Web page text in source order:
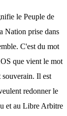
le Peuple de
Nation prise dans
C'est du mot
que vient le mot
souverain. Il est
redonner le
et au Libre Arbitre